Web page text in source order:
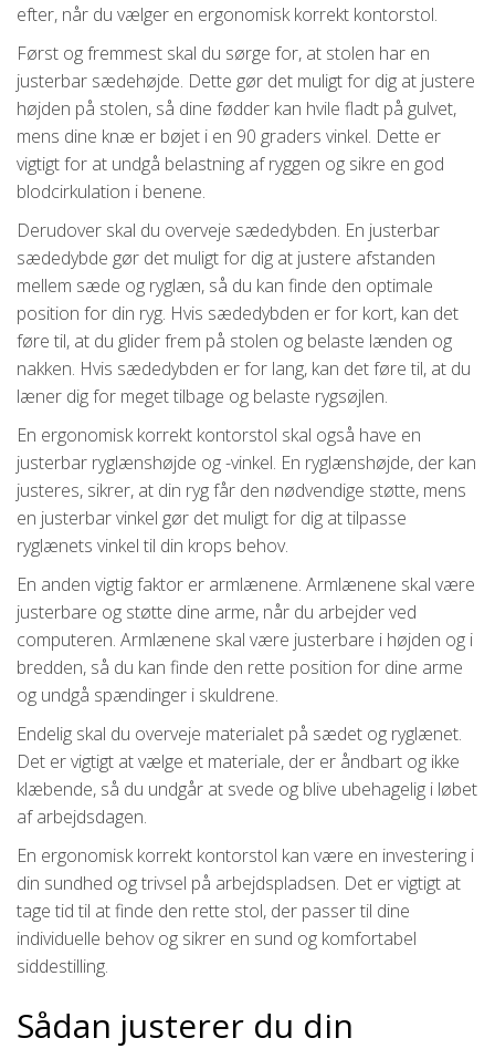
efter, når du vælger en ergonomisk korrekt kontorstol.
Først og fremmest skal du sørge for, at stolen har en
justerbar sædehøjde. Dette gør det muligt for dig at justere
højden på stolen, så dine fødder kan hvile fladt på gulvet,
mens dine knæ er bøjet i en 90 graders vinkel. Dette er
vigtigt for at undgå belastning af ryggen og sikre en god
blodcirkulation i benene.
Derudover skal du overveje sædedybden. En justerbar
sædedybde gør det muligt for dig at justere afstanden
mellem sæde og ryglæn, så du kan finde den optimale
position for din ryg. Hvis sædedybden er for kort, kan det
føre til, at du glider frem på stolen og belaste lænden og
nakken. Hvis sædedybden er for lang, kan det føre til, at du
læner dig for meget tilbage og belaste rygsøjlen.
En ergonomisk korrekt kontorstol skal også have en
justerbar ryglænshøjde og -vinkel. En ryglænshøjde, der kan
justeres, sikrer, at din ryg får den nødvendige støtte, mens
en justerbar vinkel gør det muligt for dig at tilpasse
ryglænets vinkel til din krops behov.
En anden vigtig faktor er armlænene. Armlænene skal være
justerbare og støtte dine arme, når du arbejder ved
computeren. Armlænene skal være justerbare i højden og i
bredden, så du kan finde den rette position for dine arme
og undgå spændinger i skuldrene.
Endelig skal du overveje materialet på sædet og ryglænet.
Det er vigtigt at vælge et materiale, der er åndbart og ikke
klæbende, så du undgår at svede og blive ubehagelig i løbet
af arbejdsdagen.
En ergonomisk korrekt kontorstol kan være en investering i
din sundhed og trivsel på arbejdspladsen. Det er vigtigt at
tage tid til at finde den rette stol, der passer til dine
individuelle behov og sikrer en sund og komfortabel
siddestilling.
Sådan justerer du din